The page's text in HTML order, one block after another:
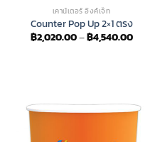
เคาน์เตอร์ อิงค์เจ็ท
Counter Pop Up 2×1 ตรง
฿2,020.00–฿4,540.00Price
range: